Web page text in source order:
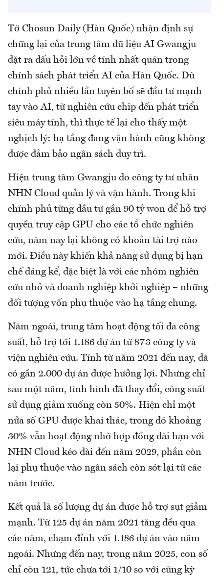
Tờ Chosun Daily (Hàn Quốc) nhận định sự
chững lại của trung tâm dữ liệu AI Gwangju
đặt ra dấu hỏi lớn về tính nhất quán trong
chính sách phát triển AI của Hàn Quốc. Dù
chính phủ nhiều lần tuyên bố sẽ đầu tư mạnh
tay vào AI, từ nghiên cứu chip đến phát triển
siêu máy tính, thì thực tế lại cho thấy một
nghịch lý: hạ tầng đang vận hành cũng không
được đảm bảo ngân sách duy trì.
Hiện trung tâm Gwangju do công ty tư nhân
NHN Cloud quản lý và vận hành. Trong khi
chính phủ từng đầu tư gần 90 tỷ won để hỗ trợ
quyền truy cập GPU cho các tổ chức nghiên
cứu, năm nay lại không có khoản tài trợ nào
mới. Điều này khiến khả năng sử dụng bị hạn
chế đáng kể, đặc biệt là với các nhóm nghiên
cứu nhỏ và doanh nghiệp khởi nghiệp – những
đối tượng vốn phụ thuộc vào hạ tầng chung.
Năm ngoái, trung tâm hoạt động tối đa công
suất, hỗ trợ tới 1.186 dự án từ 873 công ty và
viện nghiên cứu. Tính từ năm 2021 đến nay, đã
có gần 2.000 dự án được hưởng lợi. Nhưng chỉ
sau một năm, tình hình đã thay đổi, công suất
sử dụng giảm xuống còn 50%. Hiện chỉ một
nửa số GPU được khai thác, trong đó khoảng
30% vẫn hoạt động nhờ hợp đồng dài hạn với
NHN Cloud kéo dài đến năm 2029, phần còn
lại phụ thuộc vào ngân sách còn sót lại từ các
năm trước.
Kết quả là số lượng dự án được hỗ trợ sụt giảm
mạnh. Từ 125 dự án năm 2021 tăng đều qua
các năm, chạm đỉnh với 1.186 dự án vào năm
ngoái. Nhưng đến nay, trong năm 2025, con số
chỉ còn 121, tức chưa tới 1/10 so với cùng kỳ